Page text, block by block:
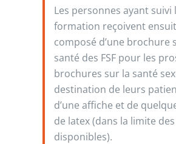
Les personnes ayant suivi
formation reçoivent
composé d’une brochure
santé des FSF pour les
brochures sur la santé
destination de leurs
d’une affiche et de
de latex (dans la limite
disponibles).